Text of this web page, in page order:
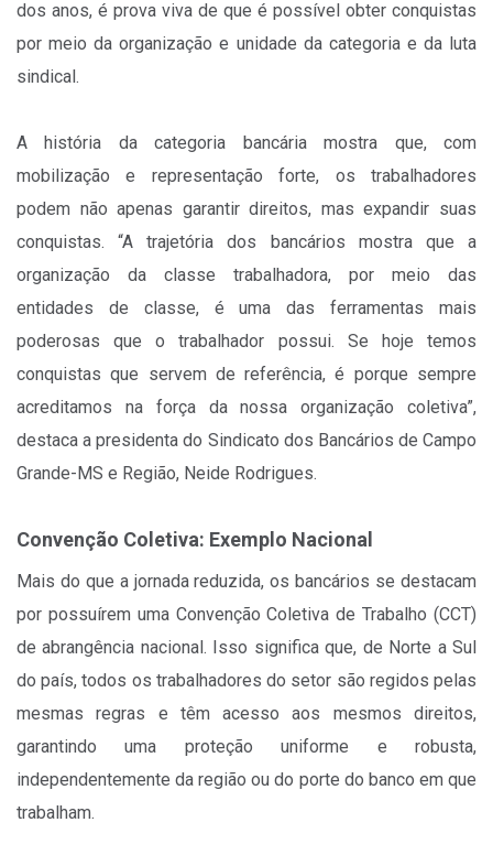
dos anos, é prova viva de que é possível obter conquistas
por meio da organização e unidade da categoria e da luta
sindical.
A história da categoria bancária mostra que, com
mobilização e representação forte, os trabalhadores
podem não apenas garantir direitos, mas expandir suas
conquistas. “A trajetória dos bancários mostra que a
organização da classe trabalhadora, por meio das
entidades de classe, é uma das ferramentas mais
poderosas que o trabalhador possui. Se hoje temos
conquistas que servem de referência, é porque sempre
acreditamos na força da nossa organização coletiva”,
destaca a presidenta do Sindicato dos Bancários de Campo
Grande-MS e Região, Neide Rodrigues.
Convenção Coletiva: Exemplo Nacional
Mais do que a jornada reduzida, os bancários se destacam
por possuírem uma Convenção Coletiva de Trabalho (CCT)
de abrangência nacional. Isso significa que, de Norte a Sul
do país, todos os trabalhadores do setor são regidos pelas
mesmas regras e têm acesso aos mesmos direitos,
garantindo uma proteção uniforme e robusta,
independentemente da região ou do porte do banco em que
trabalham.